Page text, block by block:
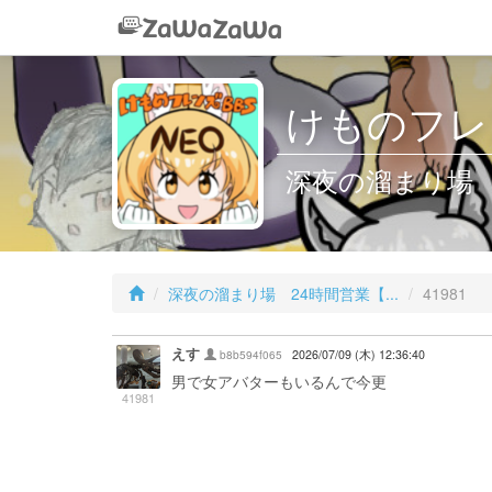
けものフ
深夜の溜まり場
深夜の溜まり場 24時間営業【... 41981
41981
えす b8b594f065 2026/07/09 (木) 12:36:40
男で女アバターもいるんで今更